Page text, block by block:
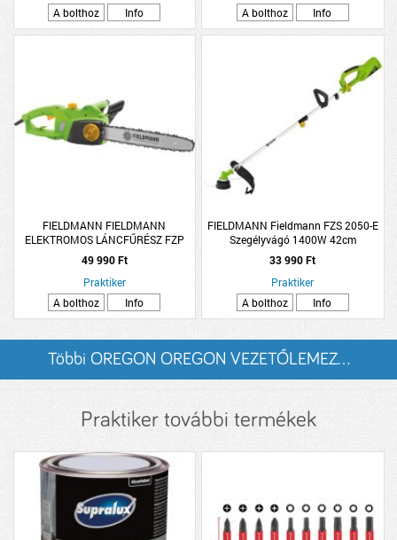
A bolthoz
Info
A bolthoz
Info
FIELDMANN FIELDMANN
ELEKTROMOS LÁNCFŰRÉSZ FZP
2005-E 2000W 40CM
49 990 Ft
Praktiker
A bolthoz
Info
FIELDMANN Fieldmann FZS 2050-E
Szegélyvágó 1400W 42cm
33 990 Ft
Praktiker
A bolthoz
Info
Többi OREGON OREGON VEZETŐLEMEZ...
Praktiker további termékek